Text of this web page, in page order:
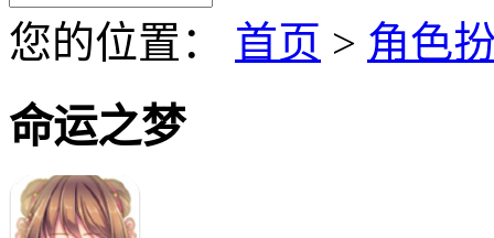
您的位置： 首页 > 角色
命运之梦